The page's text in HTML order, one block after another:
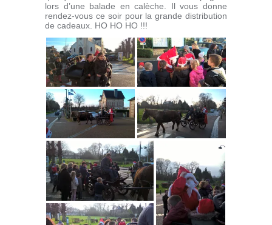
lors d’une balade en calèche. Il vous donne
rendez-vous ce soir pour la grande distribution
de cadeaux. HO HO HO !!!